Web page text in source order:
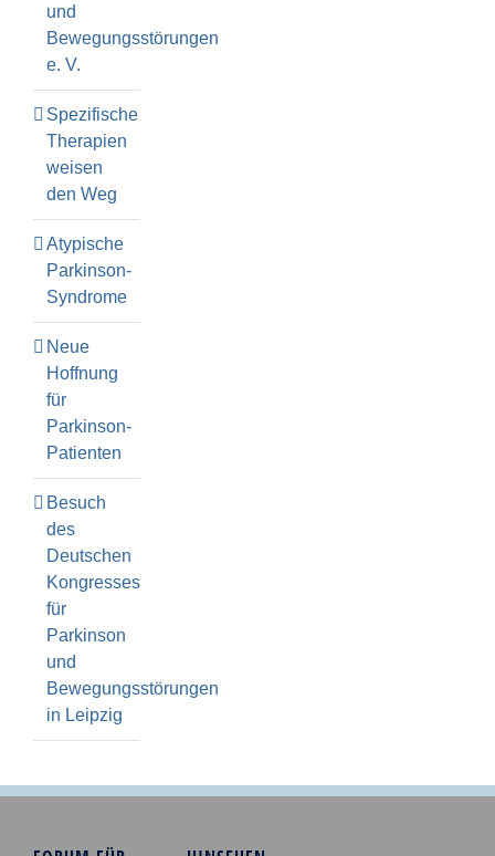
und
Bewegungsstörungen
e. V.
Spezifische
Therapien
weisen
den Weg
Atypische
Parkinson-
Syndrome
Neue
Hoffnung
für
Parkinson-
Patienten
Besuch
des
Deutschen
Kongresses
für
Parkinson
und
Bewegungsstörungen
in Leipzig